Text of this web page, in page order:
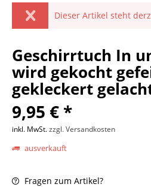
Dieser Artikel steht
Geschirrtuch In
wird gekocht
gekleckert
9,95 € *
inkl. MwSt.zzgl. Versandkosten
ausverkauft
Fragen zum Artikel?